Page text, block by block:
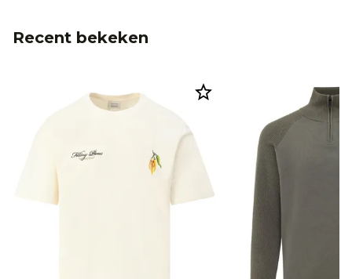
Recent bekeken